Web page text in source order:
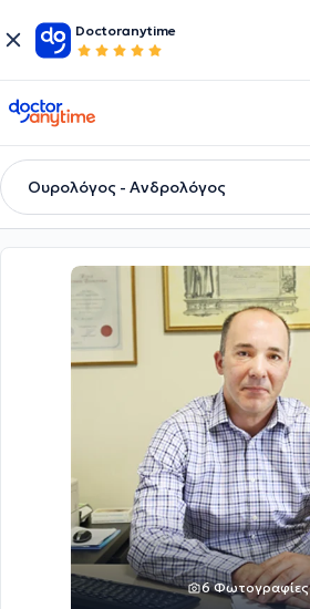
Doctoranytime
doctoranytime
Ουρολόγος - Ανδρολόγος
6 Φωτογραφίες